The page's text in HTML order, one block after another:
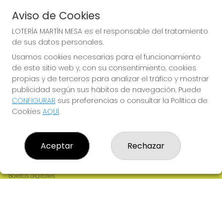
Imagen anterior
LOTERÍA MARTÍN MESA
Resultados
Contacto
Empresas
Boletos digitales
Aviso de Cookies
LOTERÍA MARTÍN MESA es el responsable del tratamiento
de sus datos personales.
Usamos cookies necesarias para el funcionamiento
de este sitio web y, con su consentimiento, cookies
propias y de terceros para analizar el tráfico y mostrar
publicidad según sus hábitos de navegación. Puede
CONFIGURAR sus preferencias o consultar la Política de
Cookies AQUÍ.
Aceptar Rechazar